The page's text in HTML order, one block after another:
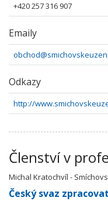
+420 257 316 907
Emaily
Odkazy
http://
Členství v
Michal Kratochvíl -
Český svaz